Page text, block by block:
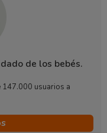
de los bebés.
147.000 usuarios a